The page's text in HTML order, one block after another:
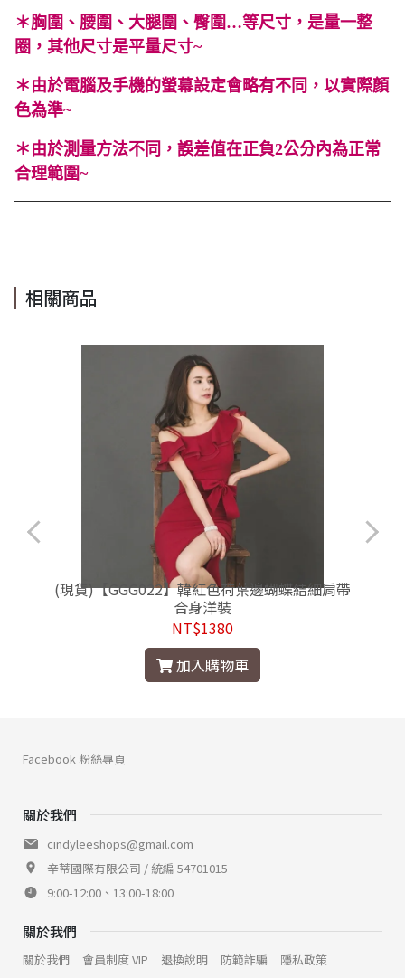
＊胸圍、腰圍、大腿圍、臀圍…等尺寸，是量一整
圈，其他尺寸是平量尺寸~
＊ 由於電腦及手機的螢幕設定會略有不同，以實際顏
色為準~
＊ 由於測量方法不同，誤差值在正負2公分內為正常
合理範圍~
相關商品
(現貨)【GGG022】韓紅色荷葉邊蝴蝶結細肩帶
合身洋裝
NT$1380
加入購物車
關於我們
cindyleeshops@gmail.com
辛蒂國際有限公司 / 統編 54701015
9:00-12:00、13:00-18:00
關於我們
關於我們 會員制度 VIP 退換說明 防範詐騙 隱私政策
Facebook 粉絲專頁